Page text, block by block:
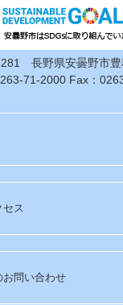
長野県安曇野市豊
71-2000 Fax：
セス
お問い合わせ